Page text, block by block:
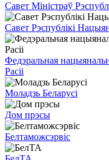
Савет Міністраў
Савет Рэспублікі
Федэральная
Расіі
Моладзь Беларусі
Дом прэсы
Белтаможсэрвіс